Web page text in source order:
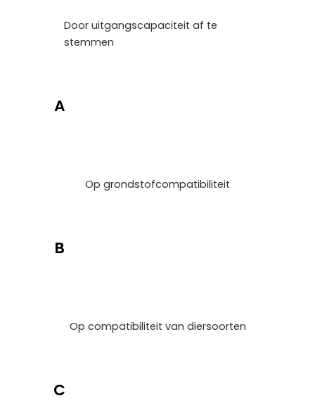
Door uitgangscapaciteit af te
stemmen
A
Op grondstofcompatibiliteit
B
Op compatibiliteit van diersoorten
C